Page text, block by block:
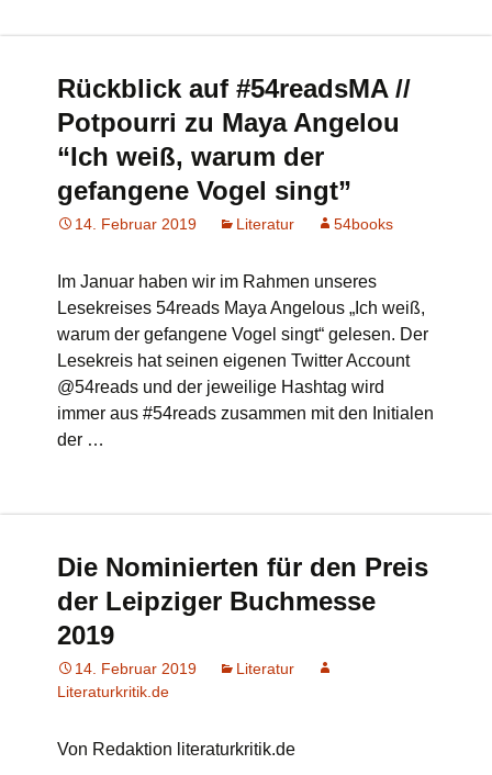
Rückblick auf #54readsMA //
Potpourri zu Maya Angelou
“Ich weiß, warum der
gefangene Vogel singt”
14. Februar 2019 Literatur 54books
Im Januar haben wir im Rahmen unseres
Lesekreises 54reads Maya Angelous „Ich weiß,
warum der gefangene Vogel singt“ gelesen. Der
Lesekreis hat seinen eigenen Twitter Account
@54reads und der jeweilige Hashtag wird
immer aus #54reads zusammen mit den Initialen
der …
Die Nominierten für den Preis
der Leipziger Buchmesse
2019
14. Februar 2019
Literatur
Literaturkritik.de
Von Redaktion literaturkritik.de